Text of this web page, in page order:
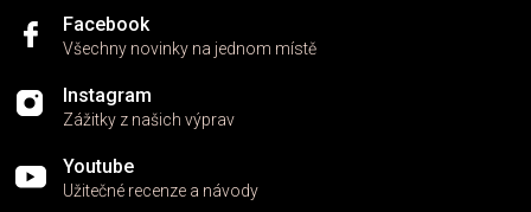
Facebook
Všechny novinky na jednom místě
Instagram
Zážitky z našich výprav
Youtube
Užitečné recenze a návody